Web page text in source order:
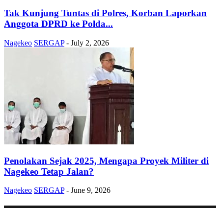
Tak Kunjung Tuntas di Polres, Korban Laporkan
Anggota DPRD ke Polda...
Nagekeo SERGAP - July 2, 2026
Penolakan Sejak 2025, Mengapa Proyek Militer di
Nagekeo Tetap Jalan?
Nagekeo SERGAP - June 9, 2026